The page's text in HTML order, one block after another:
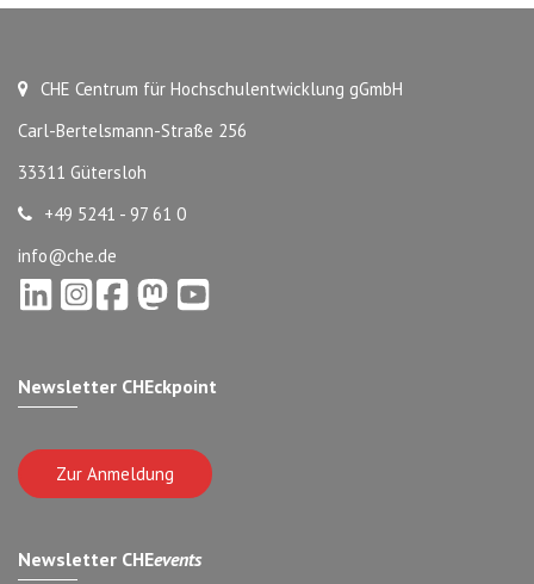
CHE Centrum für Hochschulentwicklung gGmbH
Carl-Bertelsmann-Straße 256
33311 Gütersloh
+49 5241 - 97 61 0
info@che.de
Newsletter CHEckpoint
Zur Anmeldung
Newsletter CHEevents